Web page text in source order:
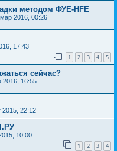
методом ФУЕ-HFE
2016, 00:26
17:43
1 2 3 4 5
сейчас?
2016, 16:55
2015, 22:12
10:00
1 2 3 4